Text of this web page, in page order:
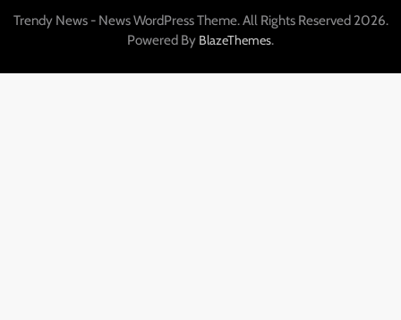
Trendy News - News WordPress Theme. All Rights Reserved 2026.
Powered By BlazeThemes.